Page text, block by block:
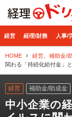
経営 経理/財務 人事/
HOME 経営 補助金/
関わる「持続化給付金」
経営 補助金/助成金
中小企業の